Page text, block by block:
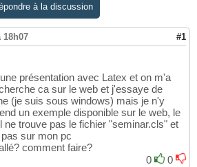
à la discussion
18h07 #1
présentation avec Latex et on m'a
ca sur le web et j'essaye de
(je suis sous windows) mais je n'y
un exemple disponible sur le web, le
ne trouve pas le fichier "seminar.cls" et
sur mon pc
comment faire?
0
0